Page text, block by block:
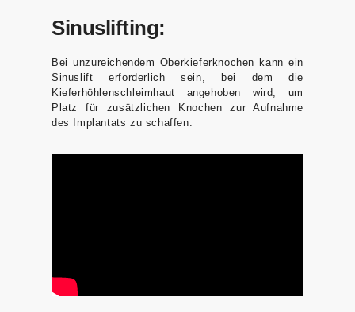
Sinuslifting:
Bei unzureichendem Oberkieferknochen kann ein
Sinuslift erforderlich sein, bei dem die
Kieferhöhlenschleimhaut angehoben wird, um
Platz für zusätzlichen Knochen zur Aufnahme
des Implantats zu schaffen.